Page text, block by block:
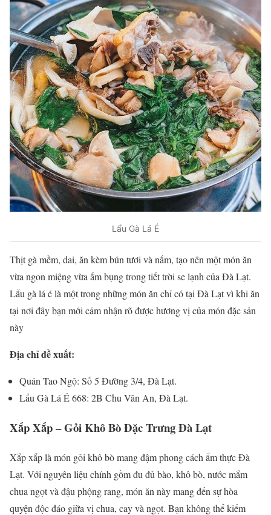
Lẩu Gà Lá É
Thịt gà mềm, dai, ăn kèm bún tươi và nấm, tạo nên một món ăn
vừa ngon miệng vừa ấm bụng trong tiết trời se lạnh của Đà Lạt.
Lẩu gà lá é là một trong những món ăn chỉ có tại Đà Lạt vì khi ăn
tại nơi đây bạn mới cảm nhận rõ được hương vị của món đặc sản
này
Địa chỉ đề xuất:
Quán Tao Ngộ: Số 5 Đường 3/4, Đà Lạt.
Lẩu Gà Lá É 668: 2B Chu Văn An, Đà Lạt.
Xắp Xắp – Gỏi Khô Bò Đặc Trưng Đà Lạt
Xắp xắp là món gỏi khô bò mang đậm phong cách ẩm thực Đà
Lạt. Với nguyên liệu chính gồm đu đủ bào, khô bò, nước mắm
chua ngọt và đậu phộng rang, món ăn này mang đến sự hòa
quyện độc đáo giữa vị chua, cay và ngọt. Bạn không thể kiếm